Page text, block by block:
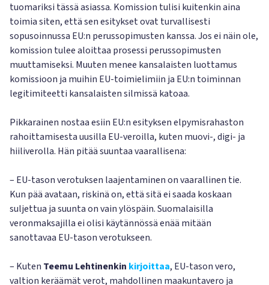
tuomariksi tässä asiassa. Komission tulisi kuitenkin aina
toimia siten, että sen esitykset ovat turvallisesti
sopusoinnussa EU:n perussopimusten kanssa. Jos ei näin ole,
komission tulee aloittaa prosessi perussopimusten
muuttamiseksi. Muuten menee kansalaisten luottamus
komissioon ja muihin EU-toimielimiin ja EU:n toiminnan
legitimiteetti kansalaisten silmissä katoaa.
Pikkarainen nostaa esiin EU:n esityksen elpymisrahaston
rahoittamisesta uusilla EU-veroilla, kuten muovi-, digi- ja
hiiliverolla. Hän pitää suuntaa vaarallisena:
– EU-tason verotuksen laajentaminen on vaarallinen tie.
Kun pää avataan, riskinä on, että sitä ei saada koskaan
suljettua ja suunta on vain ylöspäin. Suomalaisilla
veronmaksajilla ei olisi käytännössä enää mitään
sanottavaa EU-tason verotukseen.
– Kuten Teemu Lehtinenkin kirjoittaa, EU-tason vero,
valtion keräämät verot, mahdollinen maakuntavero ja